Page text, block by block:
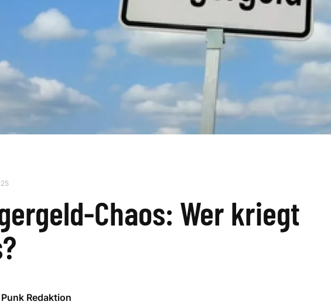
Chaos: Wer kriegt
Redaktion